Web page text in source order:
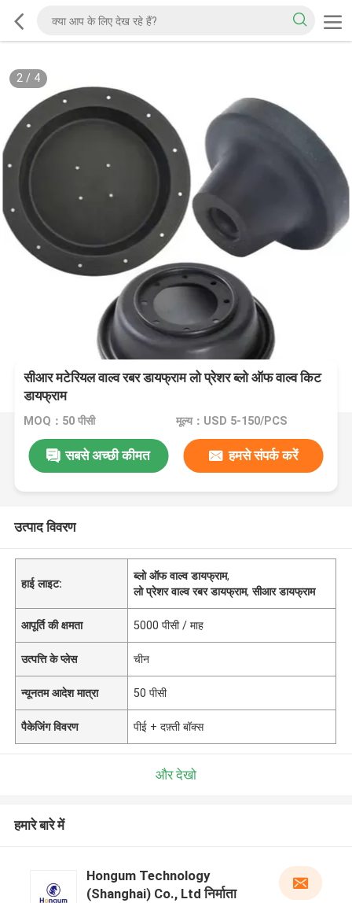
2/ 4
सीआर मटेरियल वाल्व रबर डायफ्राम लो प्रेशर ब्लो ऑफ वाल्व किट
डायफ्राम
MOQ：50 पीसी मूल्य：USD 5-150/PCS
सबसे अच्छी कीमत हमसे संपर्क करें
उत्पाद विवरण
हाई लाइट:
ब्लो ऑफ वाल्व डायफ्राम,
लो प्रेशर वाल्व रबर डायफ्राम,सीआर डायफ्राम
आपूर्ति की क्षमता 5000 पीसी / माह
उत्पत्ति के प्लेस चीन
न्यूनतम आदेश मात्रा 50 पीसी
पैकेजिंग विवरण पीई + दफ़्ती बॉक्स
और देखो
हमारे बारे में
Hongum Technology
(Shanghai) Co., Ltd निर्माता